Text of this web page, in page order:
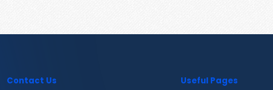
Contact Us Useful Pages